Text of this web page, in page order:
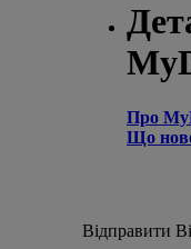
Про
Що
Відправити